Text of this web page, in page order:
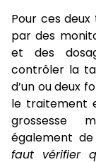
Pour ces
par des
et des
contrôler la
d’un ou deux
le traitement
grossesse
également de
faut vérifier